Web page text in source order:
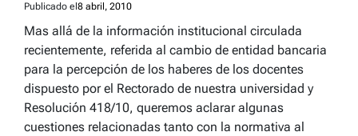
Publicado el 8 abril, 2010
Mas allá de la información institucional circulada
recientemente, referida al cambio de entidad bancaria
para la percepción de los haberes de los docentes
dispuesto por el Rectorado de nuestra universidad y
Resolución 418/10, queremos aclarar algunas
cuestiones relacionadas tanto con la normativa al